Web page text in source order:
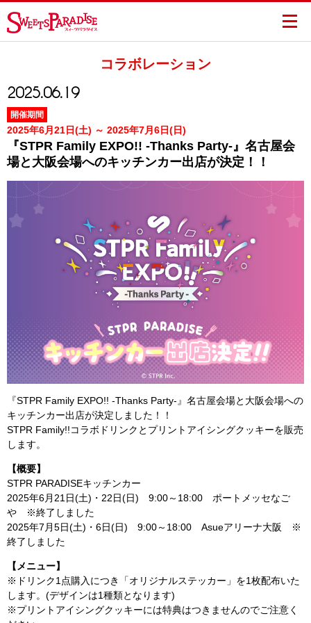
コラボレーション
2025.06.19
開催期間
2025年6月21日(土) ～ 2025年7月6日(日)
『STPR Family EXPO!! -Thanks Party-』名古屋会
場と大阪会場へのキッチンカー出店が決定！！
『STPR Family EXPO!! -Thanks Party-』名古屋会場と大阪会場への
キッチンカー出店が決定しました！！
STPR Family!!コラボドリンクとプリントアイシングクッキーを販売
します。
【概要】
STPR PARADISEキッチンカー
2025年6月21日(土)・22日(日) 9:00～18:00 ポートメッセなご
や ※終了しました
2025年7月5日(土)・6日(日) 9:00～18:00 Asueアリーナ大阪 ※
終了しました
【メニュー】
※ドリンク1点購入につき「オリジナルステッカー」を1枚配布いた
します。(デザインは1種類となります)
※プリントアイシングクッキーには特典はつきませんのでご注意く